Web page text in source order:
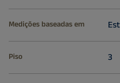
Medições baseadas em
Piso 3